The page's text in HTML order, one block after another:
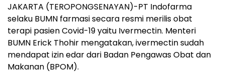
JAKARTA (TEROPONGSENAYAN)-PT Indofarma
selaku BUMN farmasi secara resmi merilis obat
terapi pasien Covid-19 yaitu Ivermectin. Menteri
BUMN Erick Thohir mengatakan, ivermectin sudah
mendapat izin edar dari Badan Pengawas Obat dan
Makanan (BPOM).